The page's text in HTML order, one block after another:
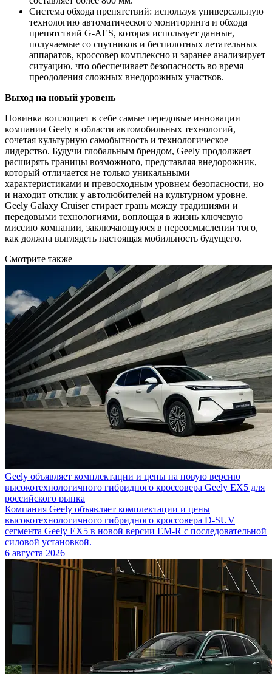
Система обхода препятствий: используя универсальную
технологию автоматического мониторинга и обхода
препятствий G-AES, которая использует данные,
получаемые со спутников и беспилотных летательных
аппаратов, кроссовер комплексно и заранее анализирует
ситуацию, что обеспечивает безопасность во время
преодоления сложных внедорожных участков.
Выход на новый уровень
Новинка воплощает в себе самые передовые инновации
компании Geely в области автомобильных технологий,
сочетая культурную самобытность и технологическое
лидерство. Будучи глобальным брендом, Geely продолжает
расширять границы возможного, представляя внедорожник,
который отличается не только уникальными
характеристиками и превосходным уровнем безопасности, но
и находит отклик у автолюбителей на культурном уровне.
Geely Galaxy Cruiser стирает грань между традициями и
передовыми технологиями, воплощая в жизнь ключевую
миссию компании, заключающуюся в переосмыслении того,
как должна выглядеть настоящая мобильность будущего.
Смотрите также
Geely объявляет комплектации и цены на новую версию
высокотехнологичного гибридного кроссовера Geely EX5 для
российского рынка
Компания Geely объявляет комплектации и цены
высокотехнологичного гибридного кроссовера D-SUV
сегмента Geely EX5 в новой версии EM-R с последовательной
силовой установкой.
6 августа 2026